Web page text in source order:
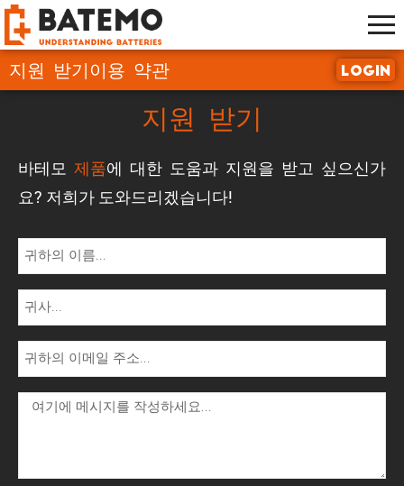
지원 받기 이용 약관 Login
지원 받기
바테모 제품에 대한 도움과 지원을 받고 싶으신가
요? 저희가 도와드리겠습니다!